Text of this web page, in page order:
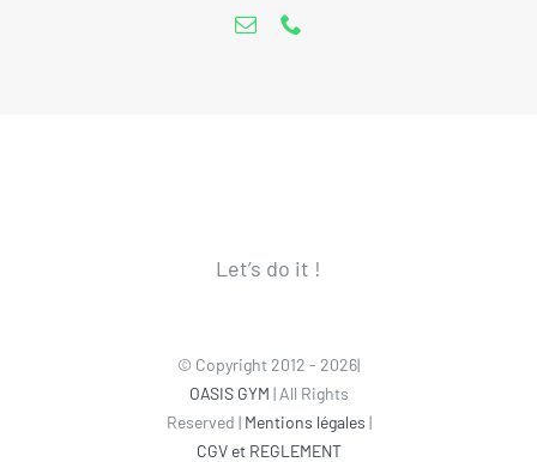
Let’s do it !
© Copyright 2012 - 2026|
OASIS GYM | All Rights
Reserved | Mentions légales |
CGV et REGLEMENT